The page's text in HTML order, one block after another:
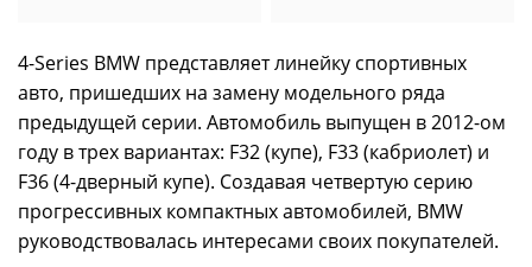
4-Series BMW представляет линейку спортивных
авто, пришедших на замену модельного ряда
предыдущей серии. Автомобиль выпущен в 2012-ом
году в трех вариантах: F32 (купе), F33 (кабриолет) и
F36 (4-дверный купе). Создавая четвертую серию
прогрессивных компактных автомобилей, BMW
руководствовалась интересами своих покупателей.